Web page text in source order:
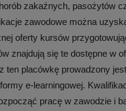
zakaźnych, pasożytów
zawodowe można
oferty kursów
znajdują się te dostępne w
ten placówkę prowadzony
e-learningowej.
pracę w zawodzie i